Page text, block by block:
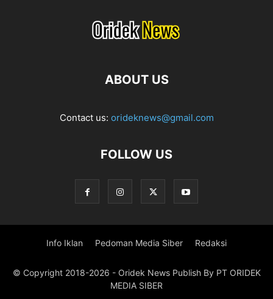
ABOUT US
Contact us: orideknews@gmail.com
FOLLOW US
Info Iklan Pedoman Media Siber Redaksi
© Copyright 2018-2026 - Oridek News Publish By PT ORIDEK
MEDIA SIBER